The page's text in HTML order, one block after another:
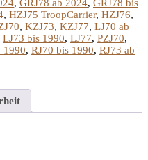
, GRJ78 ab 2024, GRJ78 bis
, HZJ75 TroopCarrier, HZJ76,
, KZJ73, KZJ77, LJ70 ab
LJ73 bis 1990, LJ77, PZJ70,
1990, RJ70 bis 1990, RJ73 ab